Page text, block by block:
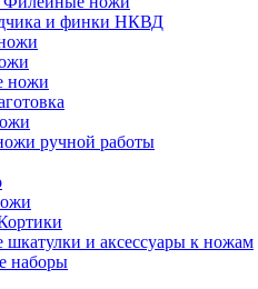
и финки НКВД
ножи
ручной работы
и аксессуары к ножам
наборы